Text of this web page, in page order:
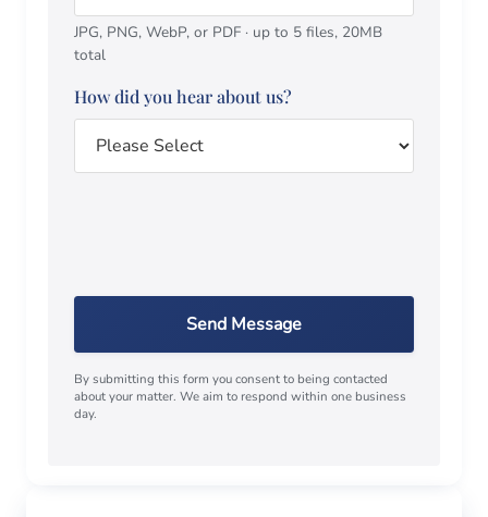
JPG, PNG, WebP, or PDF · up to 5 files, 20MB
total
How did you hear about us?
Send Message
By submitting this form you consent to being contacted
about your matter. We aim to respond within one business
day.